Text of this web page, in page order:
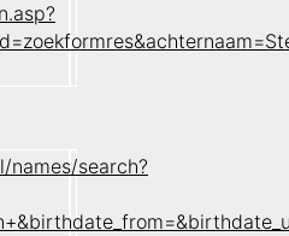
search?